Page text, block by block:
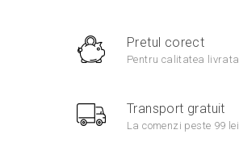
Pretul corect
Pentru calitatea livrata
Transport gratuit
La comenzi peste 99 lei